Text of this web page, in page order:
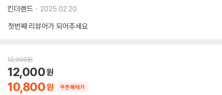
킨더랜드
2025.02.20.
첫번째 리뷰어가 되어주세요
12,000원
10,800
12,000
쿠폰혜택가